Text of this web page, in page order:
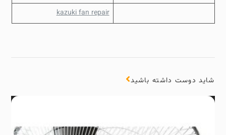
kazuki fan repair
شاید دوست داشته باشید